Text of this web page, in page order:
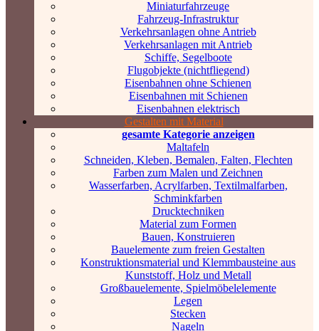
Miniaturfahrzeuge
Fahrzeug-Infrastruktur
Verkehrsanlagen ohne Antrieb
Verkehrsanlagen mit Antrieb
Schiffe, Segelboote
Flugobjekte (nichtfliegend)
Eisenbahnen ohne Schienen
Eisenbahnen mit Schienen
Eisenbahnen elektrisch
Gestalten mit Material
gesamte Kategorie anzeigen
Maltafeln
Schneiden, Kleben, Bemalen, Falten, Flechten
Farben zum Malen und Zeichnen
Wasserfarben, Acrylfarben, Textilmalfarben,
Schminkfarben
Drucktechniken
Material zum Formen
Bauen, Konstruieren
Bauelemente zum freien Gestalten
Konstruktionsmaterial und Klemmbausteine aus
Kunststoff, Holz und Metall
Großbauelemente, Spielmöbelelemente
Legen
Stecken
Nageln